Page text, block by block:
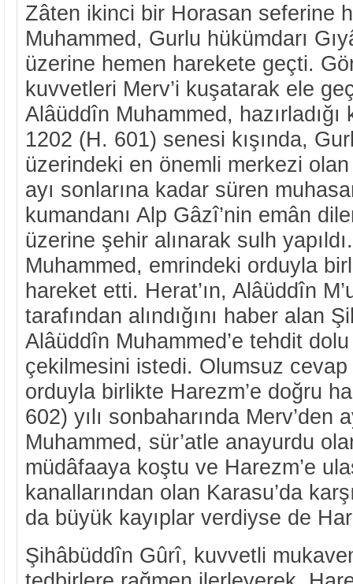
Zâten ikinci bir Horasan seferine
Muhammed, Gurlu hükümdarı
üzerine hemen harekete geçti.
kuvvetleri Merv’i kuşatarak ele
Alâüddîn Muhammed,
1202 (H. 601) senesi kışında,
üzerindeki en önemli merkezi olan
ayı sonlarına kadar süren
kumandanı Alp Gâzî’nin emân
üzerine şehir alınarak sulh
Muhammed, emrindeki orduyla
hareket etti. Herat’ın, Alâüddîn
tarafından alındığını haber alan
Alâüddîn Muhammed’e tehdit
çekilmesini istedi. Olumsuz cevap
orduyla birlikte Harezm’e doğru
602) yılı sonbaharında Merv’den
Muhammed, sür’atle anayurdu
müdâfaaya koştu ve Harezm’e
kanallarından olan Karasu’da
da büyük kayıplar verdiyse de
Şihâbüddîn Gûrî, kuvvetli